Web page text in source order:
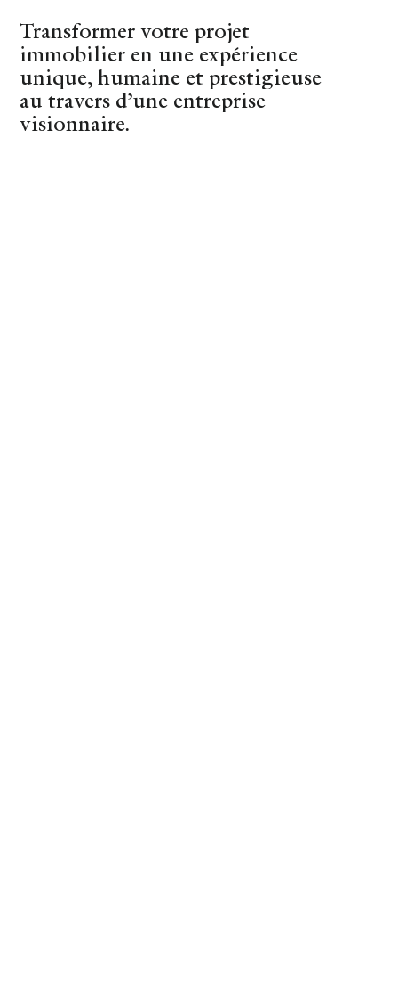
Nantes
Transformer votre projet
immobilier en une expérience
unique, humaine et prestigieuse
au travers d’une entreprise
visionnaire.